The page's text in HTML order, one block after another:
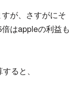
が、さすがにそ
はappleの利益も
ると、